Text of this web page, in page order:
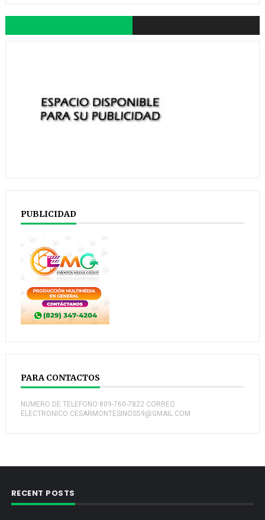
PUBLICIDAD
PARA CONTACTOS
NUMERO DE TELEFONO:809-760-7822 CORREO
ELECTRONICO:CESARMONTESINOS59@GMAIL.COM
RECENT POSTS